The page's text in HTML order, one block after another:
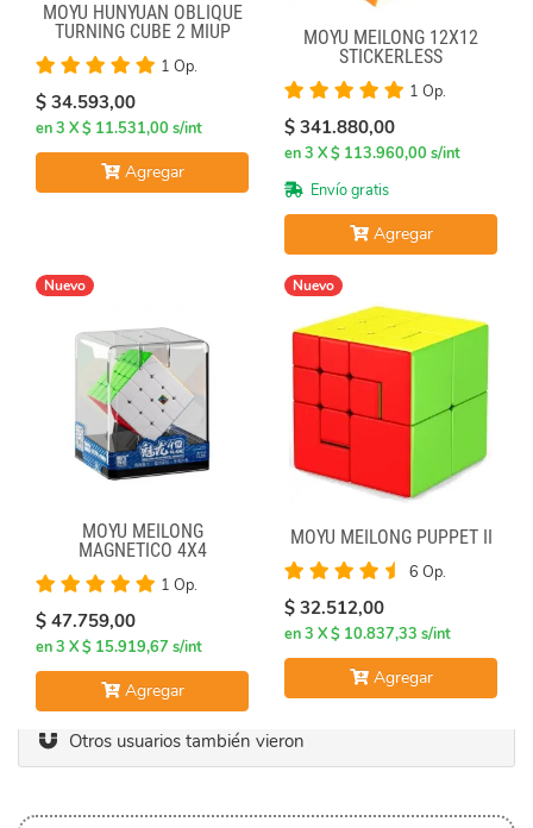
MOYU HUNYUAN OBLIQUE
TURNING CUBE 2 MIUP
SKEWB
1 Op.
$ 34.593,00
en 3 X $ 11.531,00 s/int
Agregar
MOYU MEILONG 12X12
STICKERLESS
1 Op.
$ 341.880,00
en 3 X $ 113.960,00 s/int
Envío gratis
Agregar
Nuevo
MOYU MEILONG
MAGNETICO 4X4
1 Op.
$ 47.759,00
en 3 X $ 15.919,67 s/int
Agregar
Nuevo
MOYU MEILONG PUPPET II
6 Op.
$ 32.512,00
en 3 X $ 10.837,33 s/int
Agregar
Otros usuarios también vieron